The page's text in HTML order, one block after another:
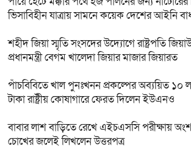
ভিসাবিহীন যাত্রায় সামনে কয়েক দেশের আইনি
শহীদ জিয়া স্মৃতি সংসদের উদ্যোগে রাষ্ট্রপতি
প্রধানমন্ত্রী বেগম খালেদা জিয়ার মাজার জিয়ারত
পাঁচবিবিতে খাল পুনঃখনন প্রকল্পের অব্যয়িত ১০
টাকা রাষ্ট্রীয় কোষাগারে ফেরত দিলেন ইউএনও
বাবার লাশ বাড়িতে রেখে এইচএসসি পরীক্ষায়
চোখের জলেই লিখলেন উত্তরপত্র